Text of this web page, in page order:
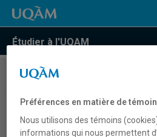
Étudier à l'UQAM
COURS//
communication de la
organisations
Préférences en matière de
Nous utilisons des témoins
informations qui nous permettent